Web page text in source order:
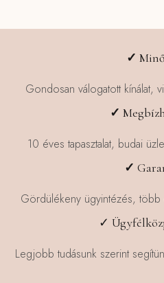
✓
Gondosan válogatott kínálat,
✓
10 éves tapasztalat, budai
✓
Gördülékeny ügyintézés, több
✓
Legjobb tudásunk szerint